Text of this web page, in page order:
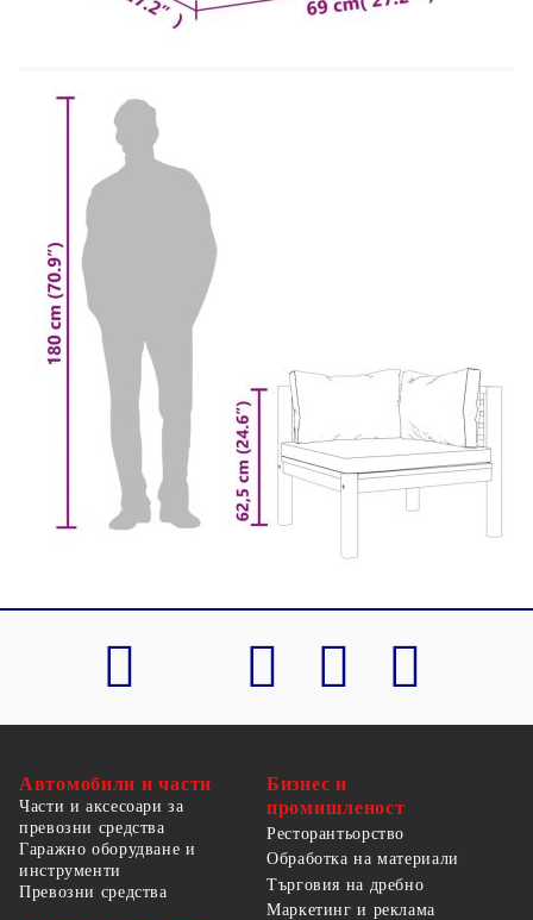
дъжд или снеговалеж. Позволете достатъчно
циркулация на въздуха, за да избегнете повреди,
Материал: Акациево дърво масив с маслен
финиш, текстил (100% полиестер)
Размери: 69 x 69 x 62,5 см (Ш x Д x В)
Дебелина на възглавницата за сядане: 6 см
Дебелина на възглавницата за облягане: 15
см
Необходим е монтаж
Доставката съдържа:
2 х Ъглови дивана
2 x Възглавници за сядане
4 x Възглавници за облягане
Автомобили и части
Части и аксесоари за
превозни средства
Гаражно оборудване и
инструменти
Превозни средства
Бизнес и
промишленост
Ресторантьорство
Обработка на материали
Търговия на дребно
Маркетинг и реклама